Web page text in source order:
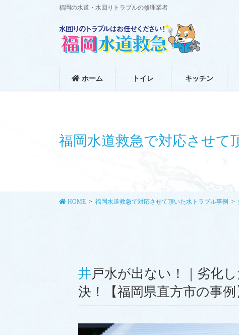
福岡の水道・水回りトラブルの修理業者
ホーム トイレ キッチン
福岡水道救急で対応させて
HOME 福岡水道救急で対応させて頂いた水トラブル事例
井戸水が出ない！｜劣化した井戸ポンプを交換し無事解
決！【福岡県直方市の事例